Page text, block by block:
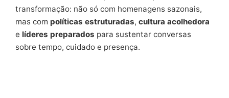
transformação: não só com homenagens sazonais,
mas com políticas estruturadas, cultura acolhedora
e líderes preparados para sustentar conversas
sobre tempo, cuidado e presença.